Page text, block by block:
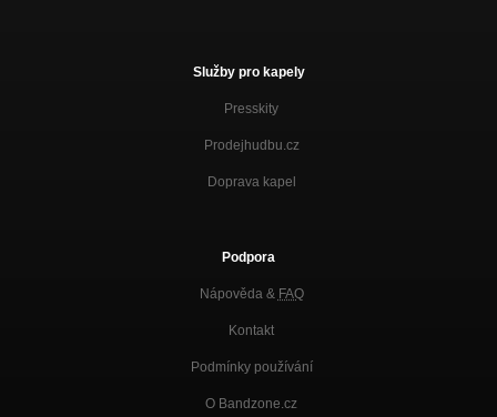
Služby pro kapely
Presskity
Prodejhudbu.cz
Doprava kapel
Podpora
Nápověda & FAQ
Kontakt
Podmínky používání
O Bandzone.cz